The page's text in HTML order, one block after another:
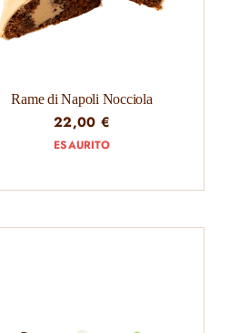
Rame di Napoli Nocciola
22,00 €
ESAURITO